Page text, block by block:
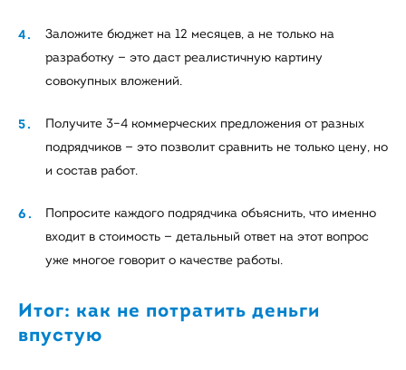
Заложите бюджет на 12 месяцев, а не только на
разработку — это даст реалистичную картину
совокупных вложений.
Получите 3–4 коммерческих предложения от разных
подрядчиков — это позволит сравнить не только цену, но
и состав работ.
Попросите каждого подрядчика объяснить, что именно
входит в стоимость — детальный ответ на этот вопрос
уже многое говорит о качестве работы.
Итог: как не потратить деньги
впустую